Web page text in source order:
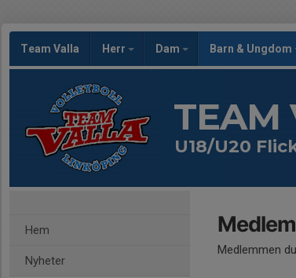
Team Valla Herr Dam Barn & Ungdom
TEAM
U18/U20
Hem
Nyheter
Medlemmen